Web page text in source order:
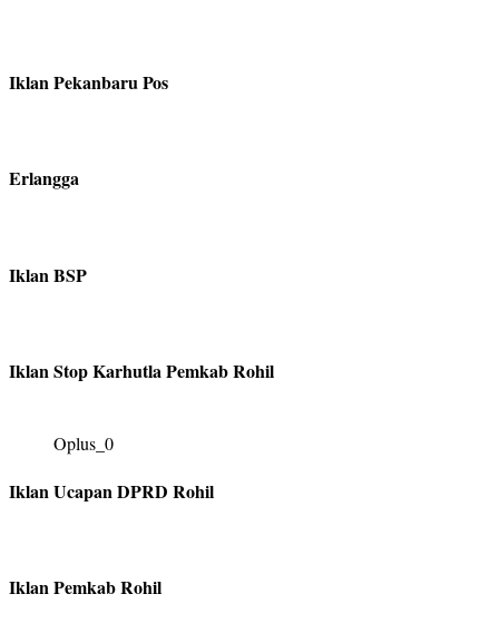
Iklan Pekanbaru Pos
Erlangga
Iklan BSP
Iklan Stop Karhutla Pemkab Rohil
Oplus_0
Iklan Ucapan DPRD Rohil
Iklan Pemkab Rohil